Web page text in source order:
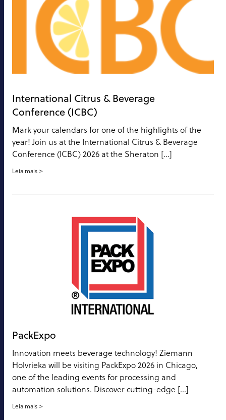
International Citrus & Beverage
Conference (ICBC)
Mark your calendars for one of the highlights of the
year! Join us at the International Citrus & Beverage
Conference (ICBC) 2026 at the Sheraton […]
Leia mais
PackExpo
Innovation meets beverage technology! Ziemann
Holvrieka will be visiting PackExpo 2026 in Chicago,
one of the leading events for processing and
automation solutions. Discover cutting-edge […]
Leia mais